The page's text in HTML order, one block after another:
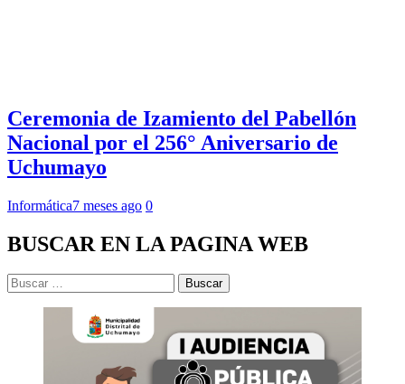
Ceremonia de Izamiento del Pabellón
Nacional por el 256° Aniversario de
Uchumayo
Informática7 meses ago 0
BUSCAR EN LA PAGINA WEB
Buscar: